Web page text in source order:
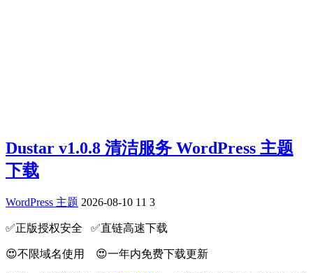
Dustar v1.0.8 清洁服务 WordPress 主题
下载
WordPress 主题 2026-08-10 11 3
✅️正版授权安全 ✅️直链高速下载
😍不限域名使用 😍一年内免费下载更新